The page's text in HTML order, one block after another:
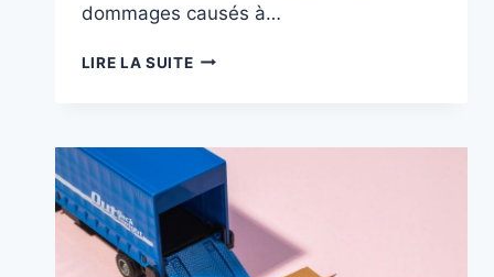
dommages causés à…
LIRE LA SUITEREFUS
UN
SINISTRE
:
QUELLES
SONT
LES